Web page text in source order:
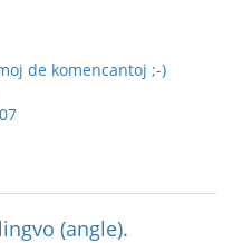
de komencantoj ;-)
(angle).